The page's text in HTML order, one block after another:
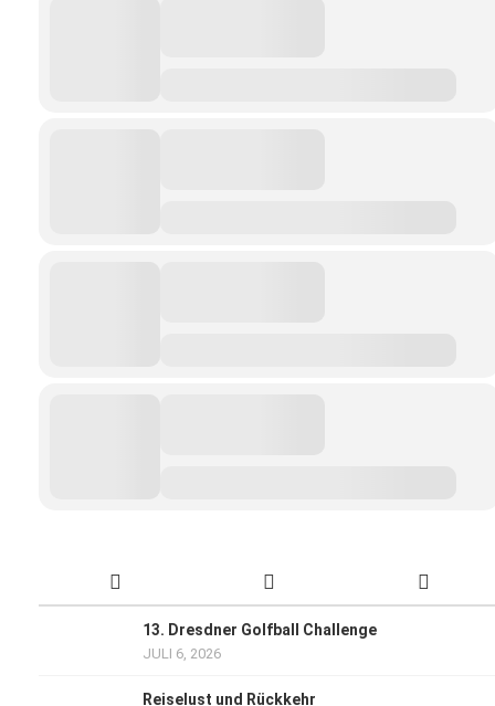
13. Dresdner Golfball Challenge
JULI 6, 2026
Reiselust und Rückkehr